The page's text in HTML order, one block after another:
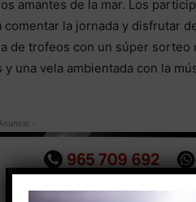
amantes de la mar. Los
la jornada y disfrutar
de trofeos con un súper sorteo
una vela ambientada con la
-